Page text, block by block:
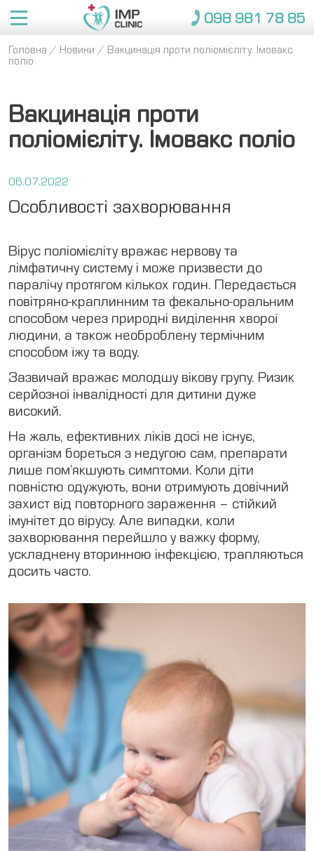
098 981 78 85
Про IMP
Переваги
Новини
Вакансії
Дорослі
Консультації
Діти
Консультації
Пакети
Медкомісії
Медкомісія
для моряків
Меддовідки
Довідки
для вступу
закладів
Лікарі
Застрахованим
Медичні страховки
Контакти
098 981 78 85
ЗАПИСАТИСЯ
UA
RU
EN
Головна / Новини / Вакцинація проти поліомієліту. Імовакс
поліо
Вакцинація проти
поліомієліту. Імовакс поліо
06.07.2022
Особливості захворювання
Вірус поліомієліту вражає нервову та
лімфатичну систему і може призвести до
паралічу протягом кількох годин. Передається
повітряно-краплинним та фекально-оральним
способом через природні виділення хворої
людини, а також необроблену термічним
способом їжу та воду.
Зазвичай вражає молодшу вікову групу. Ризик
серйозної інвалідності для дитини дуже
високий.
На жаль, ефективних ліків досі не існує,
організм бореться з недугою сам, препарати
лише пом’якшують симптоми. Коли діти
повністю одужують, вони отримують довічний
захист від повторного зараження – стійкий
імунітет до вірусу. Але випадки, коли
захворювання перейшло у важку форму,
ускладнену вторинною інфекцією, трапляються
досить часто.